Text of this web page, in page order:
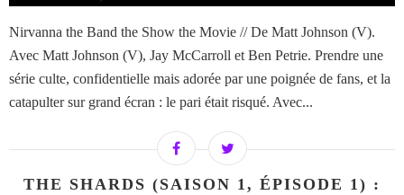
Nirvanna the Band the Show the Movie // De Matt Johnson (V).
Avec Matt Johnson (V), Jay McCarroll et Ben Petrie. Prendre une
série culte, confidentielle mais adorée par une poignée de fans, et la
catapulter sur grand écran : le pari était risqué. Avec...
THE SHARDS (SAISON 1, ÉPISODE 1) :